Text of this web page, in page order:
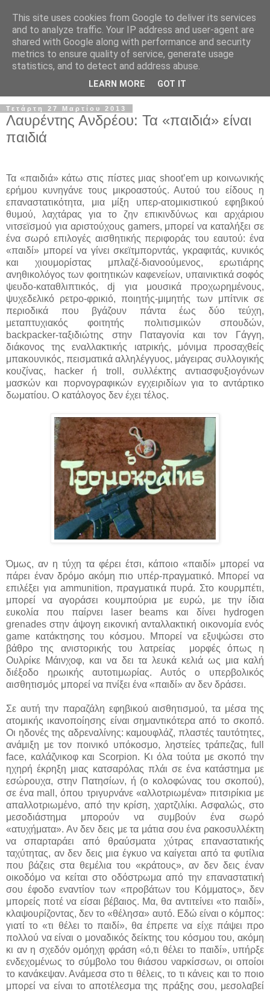
Τετάρτη 27 Μαρτίου 2013
Λαυρέντης Ανδρέου: Τα «παιδιά» είναι
παιδιά
Τα «παιδιά» κάτω στις πίστες μιας shoot’em up κοινωνικής
ερήμου κυνηγάνε τους μικροαστούς. Αυτού του είδους η
επαναστατικότητα, μια μίξη υπερ-ατομικιστικού εφηβικού
θυμού, λαχτάρας για το ζην επικινδύνως και αρχάριου
νιτσεϊσμού για αριστούχους gamers, μπορεί να καταλήξει σε
ένα σωρό επιλογές αισθητικής περιφοράς του εαυτού: ένα
«παιδί» μπορεί να γίνει σκεϊτμπορντάς, γκραφιτάς, κυνικός
και χιουμορίστας μπλαζέ-διανοούμενος, ερωτιάρης
ανηθικολόγος των φοιτητικών καφενείων, υπαινικτικά σοφός
ψευδο-καταθλιπτικός, dj για μουσικά προχωρημένους,
ψυχεδελικό ρετρο-φρικιό, ποιητής-μιμητής των μπίτνικ σε
περιοδικά που βγάζουν πάντα έως δύο τεύχη,
μεταπτυχιακός φοιτητής πολιτισμικών σπουδών,
backpacker-ταξιδιώτης στην Παταγονία και τον Γάγγη,
διάκονος της εναλλακτικής ιατρικής, μόνιμα προσαχθείς
μπακουνικός, πεισματικά αλληλέγγυος, μάγειρας συλλογικής
κουζίνας, hacker ή troll, συλλέκτης αντιασφυξιογόνων
μασκών και πορνογραφικών εγχειριδίων για το αντάρτικο
δωματίου. Ο κατάλογος δεν έχει τέλος.
Όμως, αν η τύχη τα φέρει έτσι, κάποιο «παιδί» μπορεί να
πάρει έναν δρόμο ακόμη πιο υπέρ-πραγματικό. Μπορεί να
επιλέξει για ammunition, πραγματικά πυρά. Στο κουρμπέτι,
μπορεί να αγοράσει κουμπούρια με ευρώ, με την ίδια
ευκολία που παίρνει laser beams και δίνει hydrogen
grenades στην άψογη εικονική ανταλλακτική οικονομία ενός
game κατάκτησης του κόσμου. Μπορεί να εξυψώσει στο
βάθρο της ανιστορικής του λατρείας μορφές όπως η
Ουλρίκε Μάινχοφ, και να δει τα λευκά κελιά ως μια καλή
διέξοδο ηρωικής αυτοτιμωρίας. Αυτός ο υπερβολικός
αισθητισμός μπορεί να πνίξει ένα «παιδί» αν δεν δράσει.
Σε αυτή την παραζάλη εφηβικού αισθητισμού, τα μέσα της
ατομικής ικανοποίησης είναι σημαντικότερα από το σκοπό.
Οι ηδονές της αδρεναλίνης: καμουφλάζ, πλαστές ταυτότητες,
ανάμιξη με τον ποινικό υπόκοσμο, ληστείες τράπεζας, full
face, καλάζνικοφ και Scorpion. Κι όλα τούτα με σκοπό την
ηχηρή έκρηξη μιας κατσαρόλας πλάι σε ένα κατάστημα με
εσώρουχα, στην Πατησίων, ή (ο κολοφώνας του σκοπού),
σε ένα mall, όπου τριγυρνάνε «αλλοτριωμένα» πιτσιρίκια με
απαλλοτριωμένο, από την κρίση, χαρτζιλίκι. Ασφαλώς, στο
μεσοδιάστημα μπορούν να συμβούν ένα σωρό
«ατυχήματα». Αν δεν δεις με τα μάτια σου ένα ρακοσυλλέκτη
να σπαρταράει από θραύσματα χύτρας επαναστατικής
ταχύτητας, αν δεν δεις μια έγκυο να καίγεται από τα φυτίλια
που βάζεις στα θεμέλια του «κράτους», αν δεν δεις έναν
οικοδόμο να κείται στο οδόστρωμα από την επαναστατική
σου έφοδο εναντίον των «προβάτων του Κόμματος», δεν
μπορείς ποτέ να είσαι βέβαιος. Μα, θα αντιτείνει «το παιδί»,
κλαψουρίζοντας, δεν το «θέλησα» αυτό. Εδώ είναι ο κόμπος:
γιατί το «τι θέλει το παιδί», θα έπρεπε να είχε πάψει προ
πολλού να είναι ο μοναδικός δείκτης του κόσμου του, ακόμη
κι αν η σχεδόν ομόηχη φράση «ό,τι θέλει το παιδί», υπήρξε
ενδεχομένως το σύμβολο του θιάσου ναρκίσσων, οι οποίοι
το κανάκεψαν. Ανάμεσα στο τι θέλεις, το τι κάνεις και το ποιο
μπορεί να είναι το αποτέλεσμα της πράξης σου, μεσολαβεί
This site uses cookies from Google to deliver its services
and to analyze traffic. Your IP address and user-agent are
shared with Google along with performance and security
metrics to ensure quality of service, generate usage
statistics, and to detect and address abuse.
LEARN MORE GOT IT